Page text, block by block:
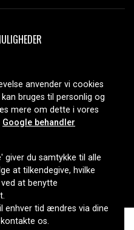
Nordic AB
anvender vi cookies
bruges til personlig og
mere om dette i vores
Google behandler
giver du samtykke til alle
at tilkendegive, hvilke
at benytte
enhver tid ændres via dine
os.